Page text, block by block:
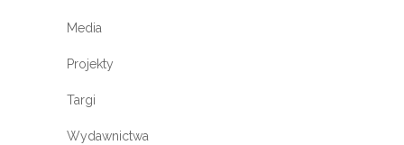
Media
Projekty
Targi
Wydawnictwa